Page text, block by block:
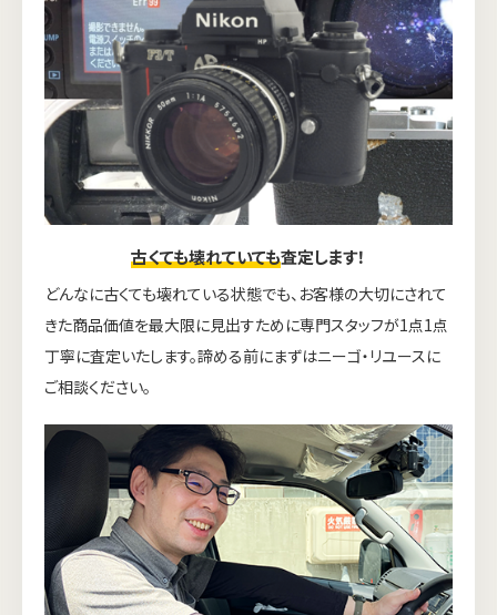
古くても壊れていても査定します！
どんなに古くても壊れている状態でも、お客様の大切にされて
きた商品価値を最大限に見出すために専門スタッフが1点1点
丁寧に査定いたします。諦める前にまずはニーゴ・リユースに
ご相談ください。